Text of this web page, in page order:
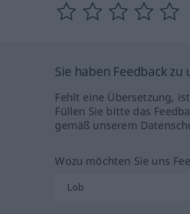
Sie haben Feedback
Fehlt eine Übersetzung,
Füllen Sie bitte das
gemäß unserem
Wozu möchten Sie uns